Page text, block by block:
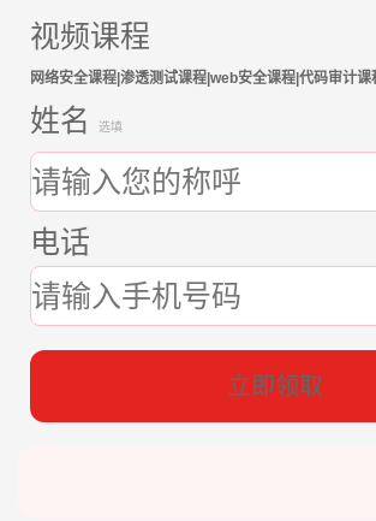
视频课程
网络安全课程|渗透测试课程|web安全课程|代码审计课
姓名 选填
电话
立即领取
张*燕 188****2207 22分钟
王*军 186****8644 98分钟